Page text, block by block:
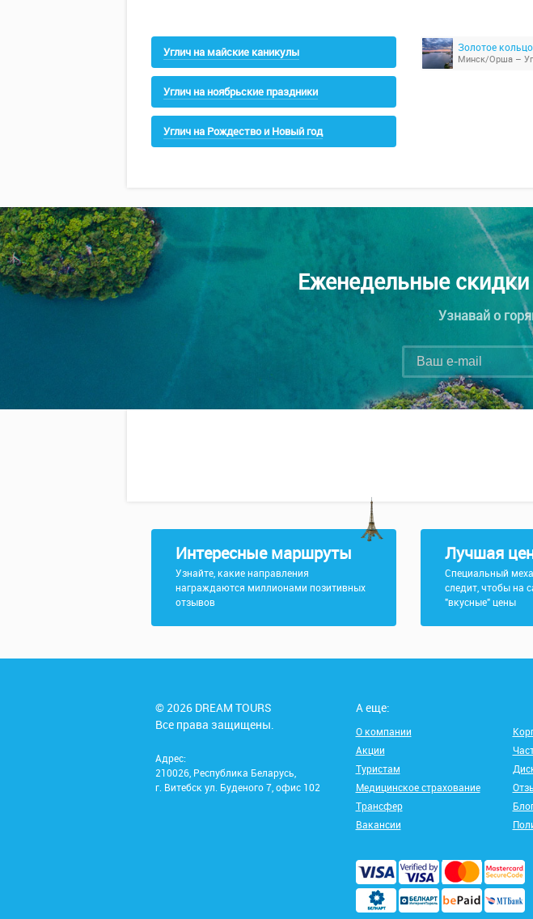
Углич на майские каникулы
Углич на ноябрьские праздники
Углич на Рождество и Новый год
Золотое
Еженедельные
Узнавай о
Интересные маршруты
Узнайте, какие направления
награждаются миллионами позитивных
отзывов
Лучшая
Специальный
следит, чтобы на
"вкусные" цены
© 2026 DREAM TOURS
Все права защищены.
Адрес:
210026, Республика Беларусь,
г. Витебск ул. Буденого 7, офис 102
А еще:
О компании
Акции
Туристам
Медицинское страхование
Трансфер
Вакансии